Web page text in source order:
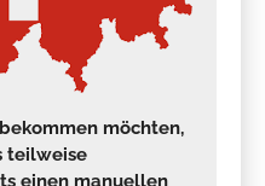
möchten,
teilweise
einen manuellen